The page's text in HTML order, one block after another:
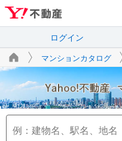
ログイン
マンションカタログ